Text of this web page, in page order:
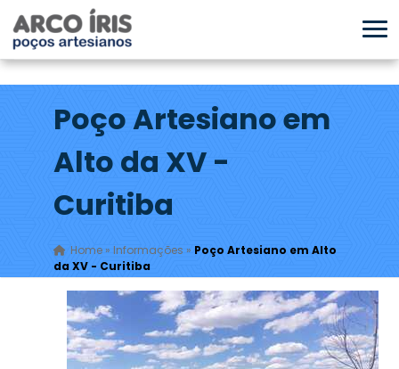
Poço Artesiano em
Alto da XV -
Curitiba
Home» Informações » Poço Artesiano em Alto
da XV - Curitiba